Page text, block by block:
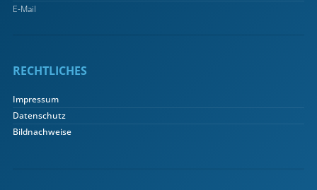
E-Mail
RECHTLICHES
Impressum
Datenschutz
Bildnachweise